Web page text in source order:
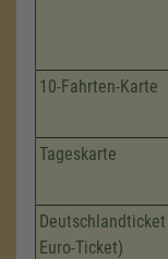
10-Fahrten-Karte
Tageskarte
Euro-Ticket)